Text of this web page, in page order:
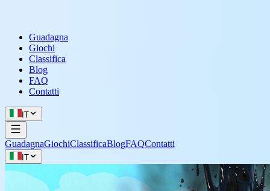
Guadagna
Giochi
Classifica
Blog
FAQ
Contatti
IT
GuadagnaGiochiClassificaBlogFAQContatti
IT